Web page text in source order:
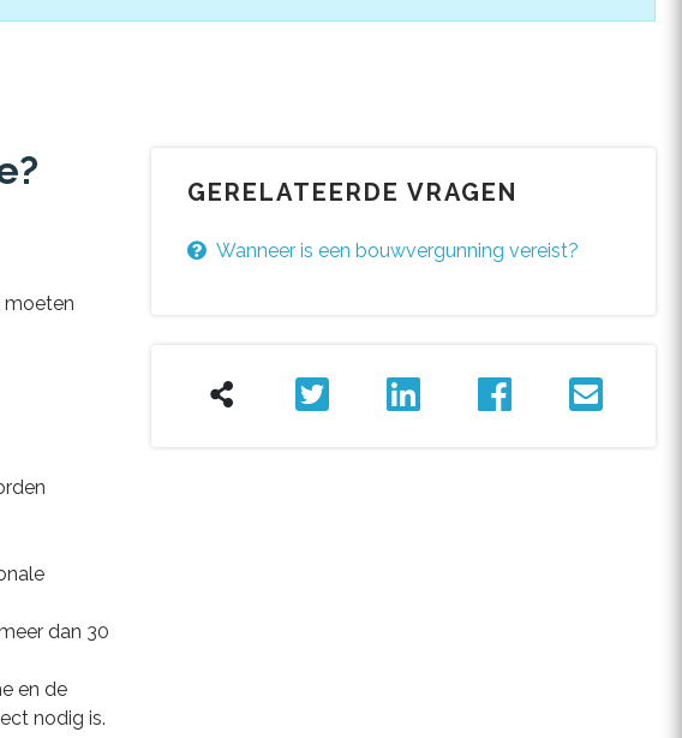
moeten
dan 30
en de
nodig is.
GERELATEERDE VRAGEN
Wanneer is een bouwvergunning vereist?